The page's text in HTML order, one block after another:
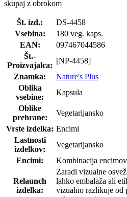
skupaj z obrokom
Št. izd.:
DS-4458
Vsebina:
180 veg. kaps.
EAN:
097467044586
Št.-
Proizvajalca:
[NP-4458]
Znamka:
Nature's Plus
Oblika
vsebine:
Kapsula
Oblike
prehrane:
Vegetarijansko
Vrste izdelka: Encimi
Lastnosti
izdelkov:
Vegetarijansko
Encimi:
Kombinacija encimov
Relaunch
izdelka:
Zaradi vizualne
lahko embalaža ali
vizualno razlikuje od